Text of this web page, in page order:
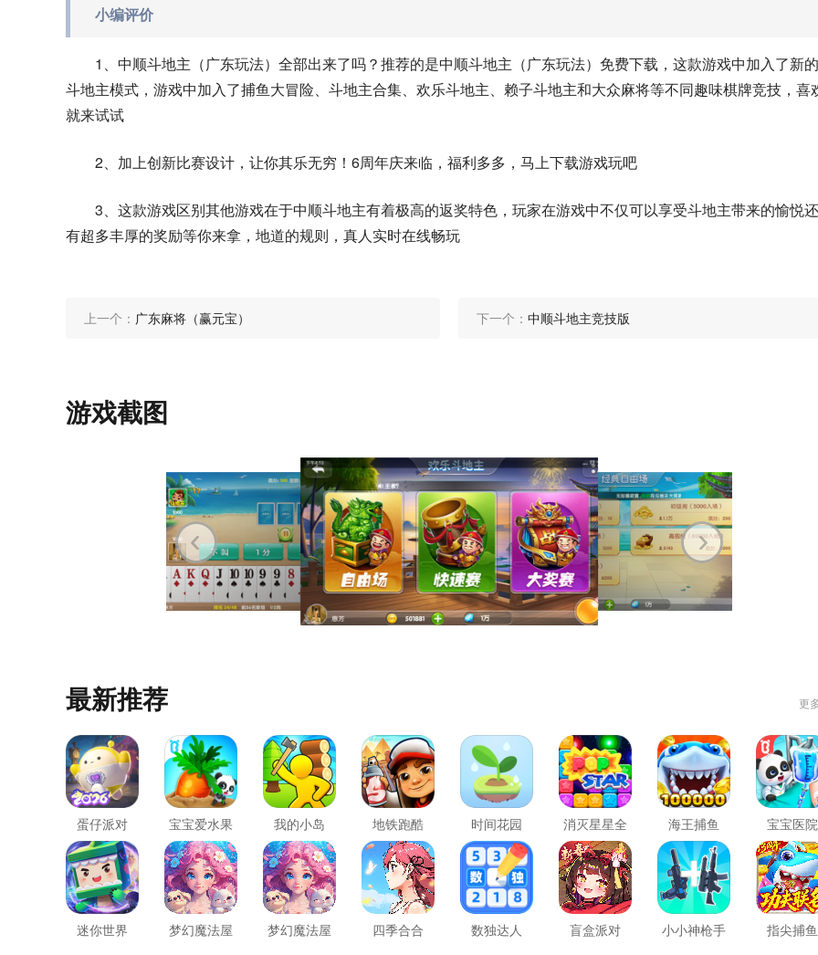
小编评价
1、中顺斗地主（广东玩法）全部出来了吗？推荐的是中顺斗地主（广东玩法）免费下载，这款游戏中加入了新的
斗地主模式，游戏中加入了捕鱼大冒险、斗地主合集、欢乐斗地主、赖子斗地主和大众麻将等不同趣味棋牌竞技，喜
就来试试
2、加上创新比赛设计，让你其乐无穷！6周年庆来临，福利多多，马上下载游戏玩吧
3、这款游戏区别其他游戏在于中顺斗地主有着极高的返奖特色，玩家在游戏中不仅可以享受斗地主带来的愉悦还
有超多丰厚的奖励等你来拿，地道的规则，真人实时在线畅玩
上一个： 广东麻将（赢元宝） 下一个： 中顺斗地主竞技版
游戏截图
最新推荐 更
蛋仔派对
宝宝爱水果
蔬菜
我的小岛 地铁跑酷 时间花园
消灭星星全
新版
海王捕鱼 宝宝医院
迷你世界 梦幻魔法屋
梦幻魔法屋
四季合合 数独达人 盲盒派对 小小神枪手 指尖捕鱼